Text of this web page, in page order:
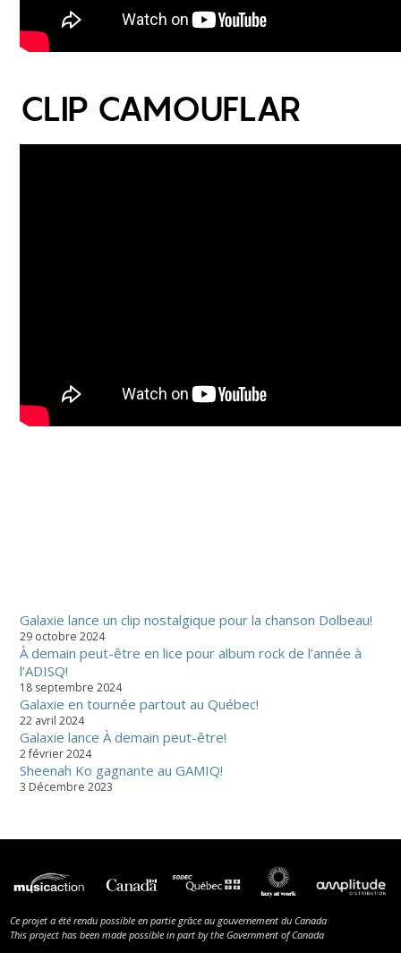
CLIP CAMOUFLAR
Galaxie lance un clip nostalgique pour la chanson Dolbeau!
29 octobre 2024
À demain peut-être en lice pour album rock de l’année à
l’ADISQ!
18 septembre 2024
Galaxie en tournée partout au Québec!
22 avril 2024
Galaxie lance À demain peut-être!
2 février 2024
Sheenah Ko gagnante au GAMIQ!
3 Décembre 2023
Ce projet a été rendu possible en partie grâce au gouvernement du Canada
This project has been made possible in part by the Government of Canada